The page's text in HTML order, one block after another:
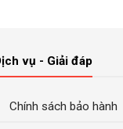
vụ - Giải đáp
Chính sách bảo hành